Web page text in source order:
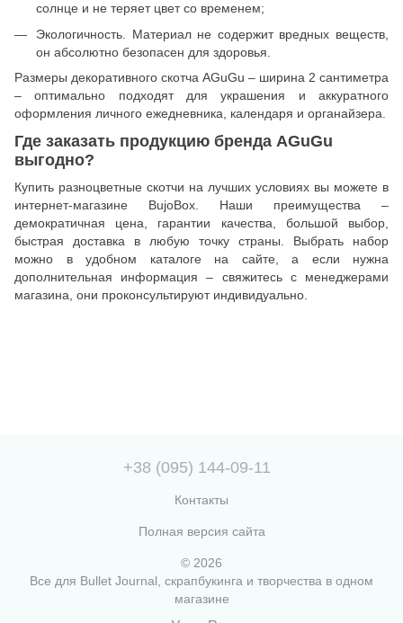
солнце и не теряет цвет со временем;
Экологичность. Материал не содержит вредных веществ,
он абсолютно безопасен для здоровья.
Размеры декоративного скотча AGuGu – ширина 2 сантиметра
– оптимально подходят для украшения и аккуратного
оформления личного ежедневника, календаря и органайзера.
Где заказать продукцию бренда AGuGu
выгодно?
Купить разноцветные скотчи на лучших условиях вы можете в
интернет-магазине BujoBox. Наши преимущества –
демократичная цена, гарантии качества, большой выбор,
быстрая доставка в любую точку страны. Выбрать набор
можно в удобном каталоге на сайте, а если нужна
дополнительная информация – свяжитесь с менеджерами
магазина, они проконсультируют индивидуально.
+38 (095) 144-09-11
Контакты
Полная версия сайта
© 2026
Все для Bullet Journal, скрапбукинга и творчества в одном
магазине